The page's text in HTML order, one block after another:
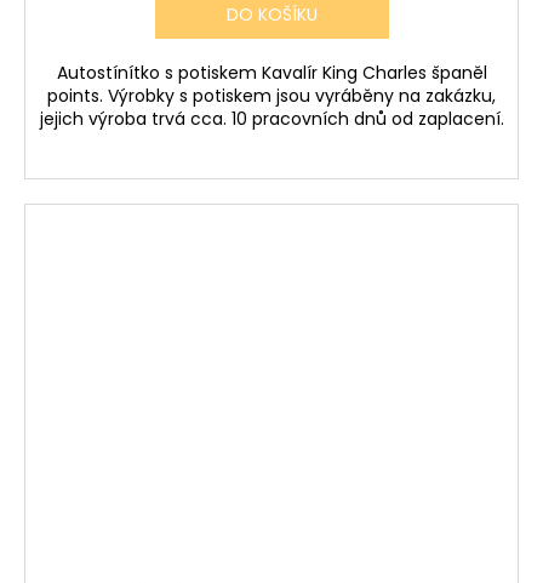
DO KOŠÍKU
Autostínítko s potiskem Kavalír King Charles španěl
points. Výrobky s potiskem jsou vyráběny na zakázku,
jejich výroba trvá cca. 10 pracovních dnů od zaplacení.